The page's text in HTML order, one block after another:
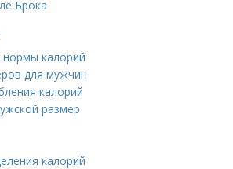
Брока
нормы калорий
для мужчин
калорий
размер
калорий